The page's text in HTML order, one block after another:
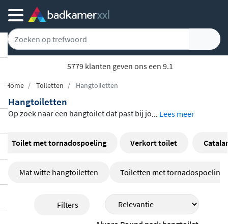
5779 klanten geven ons een 9.1
Home Toiletten Hangtoiletten
Hangtoiletten
Op zoek naar een hangtoilet dat past bij jo
erxxl.nl vind je een uitgebreid assortiment
& Boch, Duravit, Catalano en Geberit . Of j
pvallend mat zwart of een bijzondere kleu
r zoals grafiet of cappuccino, er is altijd ee
... Lees meer
Toilet met tornadospoeling Verkort toilet
Mat witte hangtoiletten Toiletten met tornadospoeling
Filters